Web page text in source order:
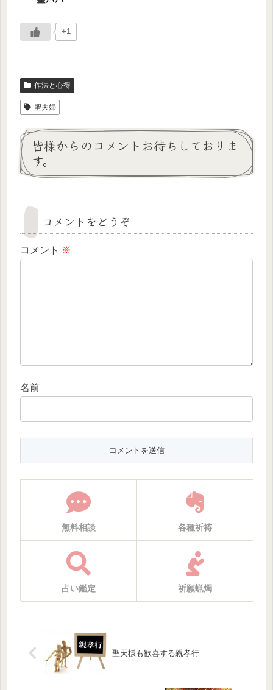
+1
作法と心得
聖夫婦
皆様からのコメントお待ちしておりま
す。
コメントをどうぞ
コメント ※
名前
無料相談 各種祈祷
占い鑑定 祈願蝋燭
聖天様も歓喜する親孝行